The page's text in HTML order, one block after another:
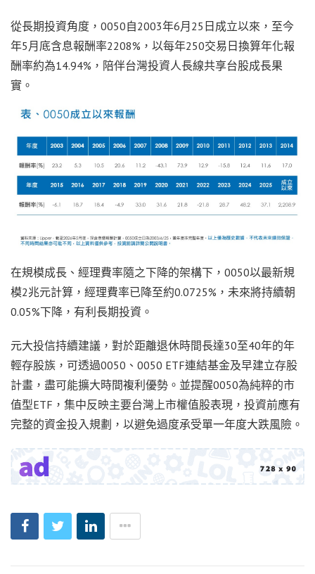
從長期投資角度，0050自2003年6月25日成立以來，至今
年5月底含息報酬率2208%，以每年250交易日換算年化報
酬率約為14.94%，陪伴台灣投資人長線共享台股成長果
實。
在規模成長、經理費率隨之下降的架構下，0050以最新規
模2兆元計算，經理費率已降至約0.0725%，未來將持續朝
0.05%下降，有利長期投資。
元大投信持續建議，對於距離退休時間長達30至40年的年
輕存股族，可透過0050、0050 ETF連結基金及早建立存股
計畫，盡可能擴大時間複利優勢。並提醒0050為純粹的市
值型ETF，集中反映主要台灣上市權值股表現，投資前應有
完整的資金投入規劃，以避免過度承受單一年度大跌風險。